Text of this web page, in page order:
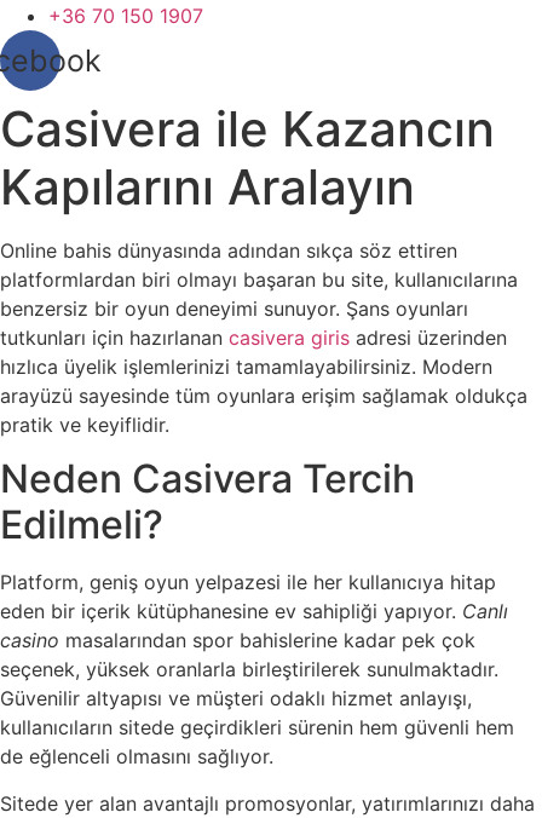
+36 70 150 1907
Casivera ile Kazancın
Kapılarını Aralayın
Online bahis dünyasında adından sıkça söz ettiren
platformlardan biri olmayı başaran bu site, kullanıcılarına
benzersiz bir oyun deneyimi sunuyor. Şans oyunları
tutkunları için hazırlanan casivera giris adresi üzerinden
hızlıca üyelik işlemlerinizi tamamlayabilirsiniz. Modern
arayüzü sayesinde tüm oyunlara erişim sağlamak oldukça
pratik ve keyiflidir.
Neden Casivera Tercih
Edilmeli?
Platform, geniş oyun yelpazesi ile her kullanıcıya hitap
eden bir içerik kütüphanesine ev sahipliği yapıyor. Canlı
casino masalarından spor bahislerine kadar pek çok
seçenek, yüksek oranlarla birleştirilerek sunulmaktadır.
Güvenilir altyapısı ve müşteri odaklı hizmet anlayışı,
kullanıcıların sitede geçirdikleri sürenin hem güvenli hem
de eğlenceli olmasını sağlıyor.
Sitede yer alan avantajlı promosyonlar, yatırımlarınızı daha